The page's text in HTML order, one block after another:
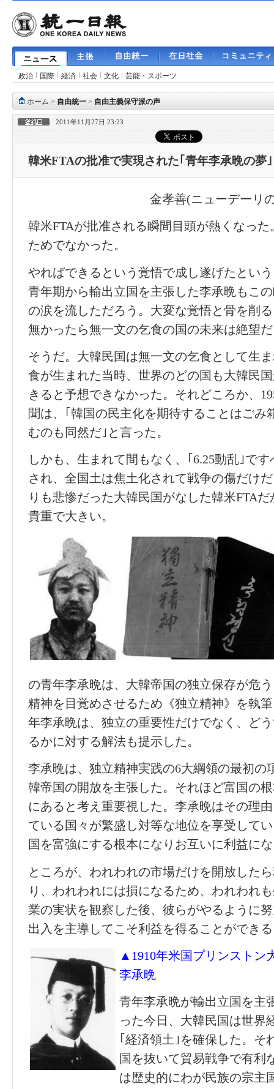
政治 国際 経済 社会 文化 芸能・スポーツ
ホーム > 自由統一 > 自由主義保守派の声
2011年11月27日 23:23
韓米FTAの批准で実現された｢青年李承晩の夢｣
金孝善(ニューデーリ
韓米FTAが批准される瞬間目頭が熱くなっ
ためでなかった。
やればできるという覚悟で成し遂げたとい
青年期から輸出立国を主張した李承晩もこ
の涙を流しただろう。大変な覚悟と骨を削
無かったら無一文の乞食の国の未来は絶望
そうだ。大韓民国は無一文の乞食として生
食が生まれた当時、世界のどの国も大韓民
きると予想できなかった。それどころか、
聞は、｢韓国の民主化を期待することはごみ
むのも同然だ｣と言った。
しかも、生まれて間もなく、｢6.25動乱｣で
され、全国土は焦土化されて戦争の傷だけ
りも悲惨だった大韓民国がなした韓米FTA
貴重で大きい。
の青年李承晩は、大韓帝国の独立保存が危
精神を目覚めさせるため《独立精神》を執
年李承晩は、独立の重要性だけでなく、ど
るかに対する解法も提示した。
李承晩は、独立精神実践の6大綱領の最初の
韓帝国の開放を主張した。それほど富国の
にあると考え重要視した。李承晩はその理
ている国々が繁盛し対等な地位を享受して
国を富強にする根本になりお互いに利益に
ところが、われわれの市場だけを開放した
り、われわれには損になるため、われわれ
業の実状を観察した後、彼らがやるように
出入を主導してこそ利益を得ることができ
▲1910年米国プリンストン
李承晩
青年李承晩が輸出立国を主
った今日、大韓民国は世界
｢経済領土｣を確保した。そ
国を抜いて貿易戦争で有利
は歴史的にわが民族の宗主